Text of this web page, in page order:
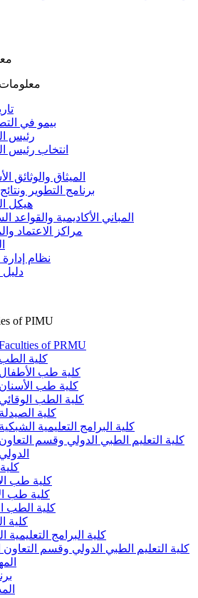
بيمو في
رئيس
انتخاب رئيس
الميثاق والوثائق
برنامج التطوير
هيكل
المباني الأكاديمية والقواعد
مراكز الاعتماد
نظام إدارة
دليل
of PIMU
of PRMU
كلية الطب
كلية طب الأطفال
كلية طب الأسنان
كلية الطب الوقائي
كلية الصيدلة
كلية البرامج التعليمية الشبكية
كلية التعليم الطبي الدولي وقسم التعاون
الدولي
كلية طب
كلية طب
كلية الطب
كلية
كلية البرامج التعليمية
كلية التعليم الطبي الدولي وقسم التعاون